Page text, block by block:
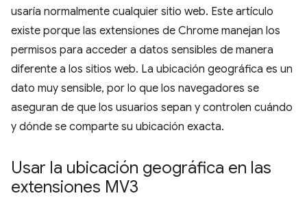
usaría normalmente cualquier sitio web. Este artículo
existe porque las extensiones de Chrome manejan los
permisos para acceder a datos sensibles de manera
diferente a los sitios web. La ubicación geográfica es un
dato muy sensible, por lo que los navegadores se
aseguran de que los usuarios sepan y controlen cuándo
y dónde se comparte su ubicación exacta.
Usar la ubicación geográfica en las
extensiones MV3